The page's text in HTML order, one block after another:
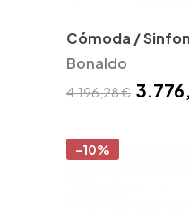
Cómoda /
Bonaldo
4.196,28 €
-10%